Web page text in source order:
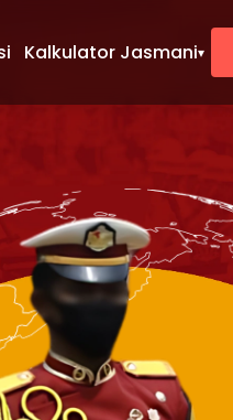
Kalkulator Jasmani▾